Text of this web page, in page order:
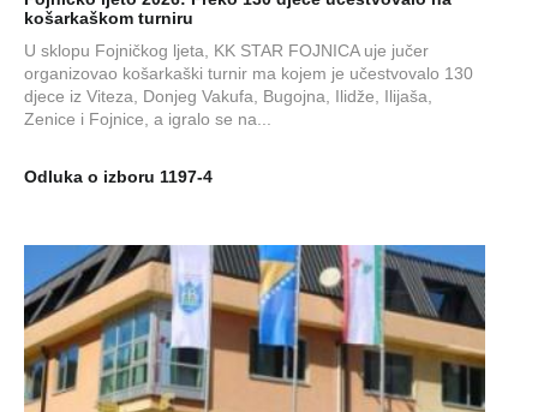
košarkaškom turniru
U sklopu Fojničkog ljeta, KK STAR FOJNICA uje jučer
organizovao košarkaški turnir ma kojem je učestvovalo 130
djece iz Viteza, Donjeg Vakufa, Bugojna, Ilidže, Ilijaša,
Zenice i Fojnice, a igralo se na...
Odluka o izboru 1197-4